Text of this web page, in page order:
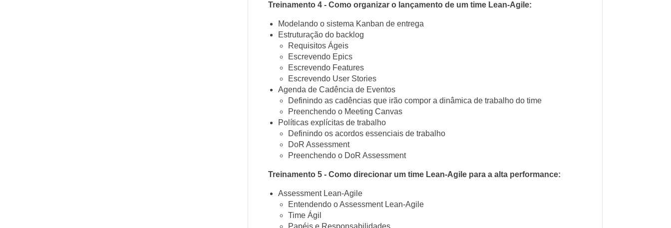
Treinamento 4 - Como organizar o lançamento de um time Lean-Agile:
Modelando o sistema Kanban de entrega
Estruturação do backlog
Requisitos Ágeis
Escrevendo Epics
Escrevendo Features
Escrevendo User Stories
Agenda de Cadência de Eventos
Definindo as cadências que irão compor a dinâmica de trabalho do time
Preenchendo o Meeting Canvas
Políticas explícitas de trabalho
Definindo os acordos essenciais de trabalho
DoR Assessment
Preenchendo o DoR Assessment
Treinamento 5 - Como direcionar um time Lean-Agile para a alta performance:
Assessment Lean-Agile
Entendendo o Assessment Lean-Agile
Time Ágil